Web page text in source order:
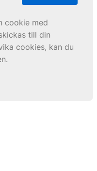
cookie med
till din
cookies, kan du